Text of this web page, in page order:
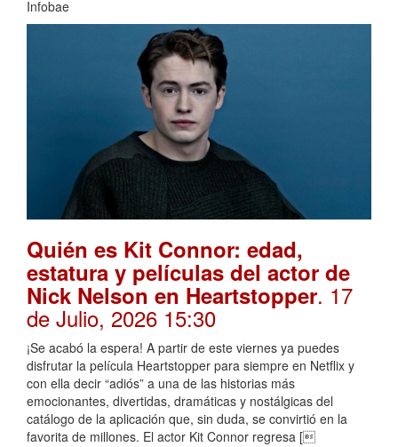
Infobae
Quién es Kit Connor: edad,
estatura y películas del actor de
Nick Nelson en Heartstopper. 17
de Julio, 2026 15:30
¡Se acabó la espera! A partir de este viernes ya puedes
disfrutar la película Heartstopper para siempre en Netflix y
con ella decir “adiós” a una de las historias más
emocionantes, divertidas, dramáticas y nostálgicas del
catálogo de la aplicación que, sin duda, se convirtió en la
favorita de millones. El actor Kit Connor regresa [